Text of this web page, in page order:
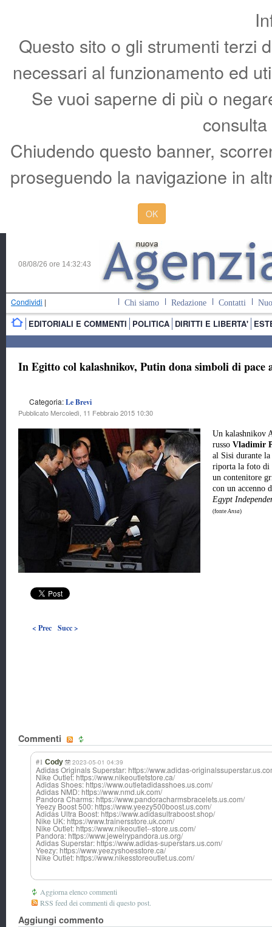
Questo sito o gli strumenti terzi
necessari al funzionamento ed
Se vuoi saperne di più o
Chiudendo questo banner,
proseguendo la navigazione in
OK
08/08/26 ore 14:32:44
Condividi | Chi siamo Redazione Contatti
EDITORIALI E COMMENTI POLITICA DIRITTI E LIBERTA'
In Egitto col kalashnikov, Putin dona simboli di pace
Categoria:Le Brevi
Pubblicato Mercoledì, 11 Febbraio 2015 10:30
Un kalashnikov
russo Vladimir
al Sisi durante
riporta la foto di
un contenitore
con un accenno
Egypt
(fonteAnsa)
< Prec Succ >
Commenti
#1 Cody 2023-05-01 04:39
Adidas Originals Superstar: https://www.adidas-
Nike Outlet: https://www.nikeoutletstore.ca/
Adidas Shoes: https://www.outletadidasshoes.us.com/
Adidas NMD: https://www.nmd.uk.com/
Pandora Charms: https://www.pandoracharmsbracelets.us.com/
Yeezy Boost 500: https://www.yeezy500boost.us.com/
Adidas Ultra Boost: https://www.adidasultraboost.shop/
Nike UK: https://www.trainersstore.uk.com/
Nike Outlet: https://www.nikeoutlet--store.us.com/
Pandora: https://www.jewelrypandora.us.org/
Adidas Superstar: https://www.adidas-superstars.us.com/
Yeezy: https://www.yeezyshoesstore.ca/
Nike Outlet: https://www.nikesstoreoutlet.us.com/
Aggiorna elenco commenti
RSS feed dei commenti di questo post.
Aggiungi commento